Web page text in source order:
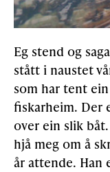
Eg stend og
stått i naustet
som har tent
fiskarheim. Der
over ein slik
hjå meg om å
år attende. Han